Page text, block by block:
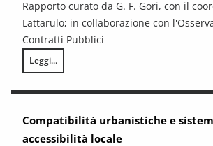
Rapporto curato da G. F. Gori, con il
Lattarulo; in collaborazione con
Contratti Pubblici
Leggi...
I CONTRATTI PUBBLICI NELL’ERA DEL
Compatibilità urbanistiche e
accessibilità locale